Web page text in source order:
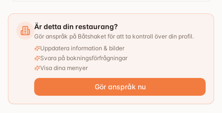
Är detta din restaurang?
Gör anspråk på Båtshaket för att ta kontroll över din profil.
Uppdatera information & bilder
Svara på bokningsförfrågningar
Visa dina menyer
Gör anspråk nu